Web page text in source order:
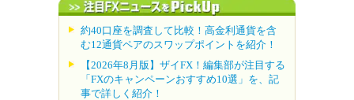
約40口座を調査して比較！高金利通貨を含
む12通貨ペアのスワップポイントを紹介！
【2026年8月版】ザイFX！編集部が注目する
「FXのキャンペーンおすすめ10選」を、記
事で詳しく紹介！